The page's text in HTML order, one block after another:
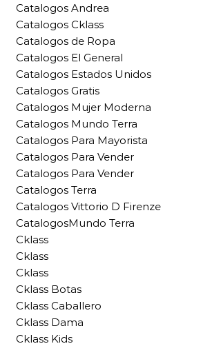
Catalogos Andrea
Catalogos Cklass
Catalogos de Ropa
Catalogos El General
Catalogos Estados Unidos
Catalogos Gratis
Catalogos Mujer Moderna
Catalogos Mundo Terra
Catalogos Para Mayorista
Catalogos Para Vender
Catalogos Para Vender
Catalogos Terra
Catalogos Vittorio D Firenze
CatalogosMundo Terra
Cklass
Cklass
Cklass
Cklass Botas
Cklass Caballero
Cklass Dama
Cklass Kids